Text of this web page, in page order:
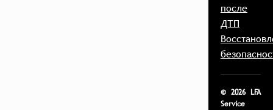
после
ДТП
© 2026 LFA
Service